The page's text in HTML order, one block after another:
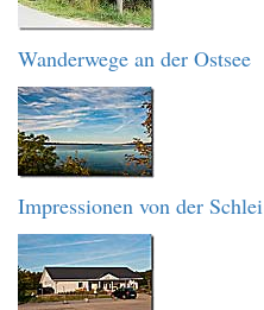
Wanderwege an der Ostsee
Impressionen von der Schlei